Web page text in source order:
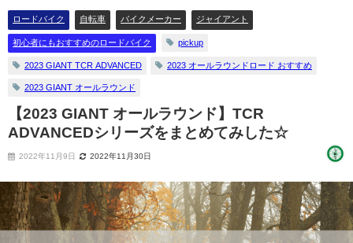
ロードバイク 自転車 バイクメーカー ジャイアント
初心者にもおすすめのロードバイク pickup
2023 GIANT TCR ADVANCED 2023 オールラウンドロード おすすめ
2023 GIANT オールラウンド
【2023 GIANT オールラウンド】TCR
ADVANCEDシリーズをまとめてみした☆
2022年11月9日 2022年11月30日